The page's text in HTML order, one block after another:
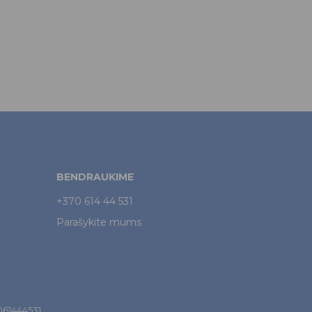
BENDRAUKIME
+370 614 44 531
Parašykite mums